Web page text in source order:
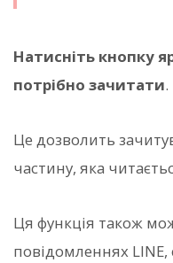
Натисніть кнопку
потрібно зачитати.
Це дозволить
частину, яка
Ця функція також
повідомленнях LINE,